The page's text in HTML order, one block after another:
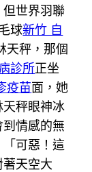
世界羽聯
球新竹 自
天秤，那個
診所正坐
疫苗面，她
秤眼神冰
情感的無
可惡！這
天空大